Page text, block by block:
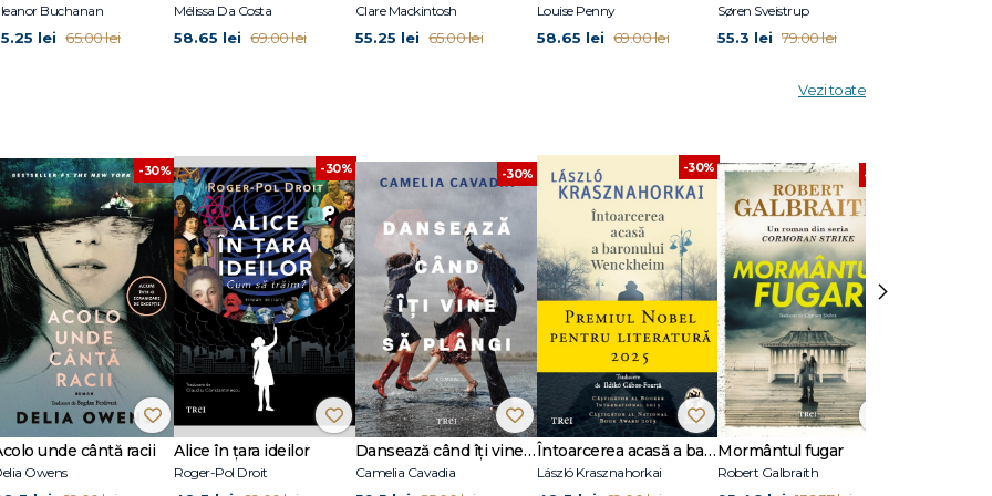
de Fox Searchlight, cu Keira Knightley, Jason Clarke şi Alexander
Buchanan
lei 65.00 lei
Mélissa Da Costa
58.65 lei 69.00 lei
Clare Mackintosh
55.25 lei 65.00 lei
Louise Penny
58.65 lei 69.00 lei
Søren Sveistrup
55.3 lei 79.00 lei
Vezi toate
-30%
unde cântă racii
Owens
-30%
Alice în țara ideilor
Roger-Pol Droit
-30%
Dansează când îți vine să plângi
Camelia Cavadia
-30%
Întoarcerea acasă a baronului Wenckheim
László Krasznahorkai
-30%
Mormântul fugar
Robert Galbraith
›